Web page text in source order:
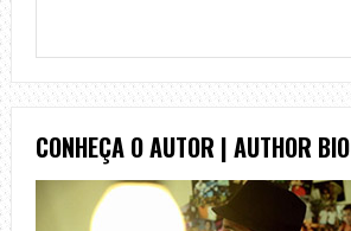
CONHEÇA O AUTOR | AUTHOR BIO